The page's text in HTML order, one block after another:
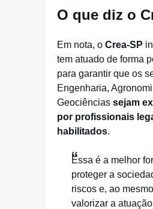
O que diz o
Em nota, o Crea-SP
tem atuado de forma
para garantir que os
Engenharia,
Geociências sejam
por profissionais
habilitados.
Essa é a melhor
proteger a
riscos e, ao
valorizar a